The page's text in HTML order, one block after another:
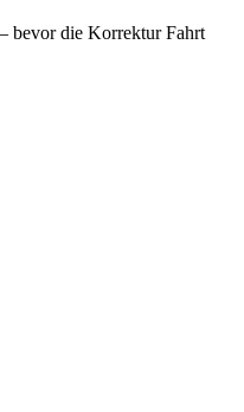
bevor die Korrektur Fahrt